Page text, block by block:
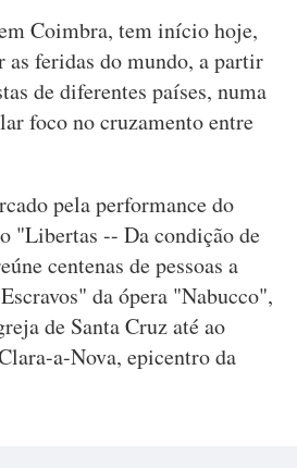
Coimbra, tem início hoje,
as feridas do mundo, a partir
de diferentes países, numa
foco no cruzamento entre
pela performance do
"Libertas -- Da condição de
centenas de pessoas a
da ópera "Nabucco",
de Santa Cruz até ao
a-Nova, epicentro da